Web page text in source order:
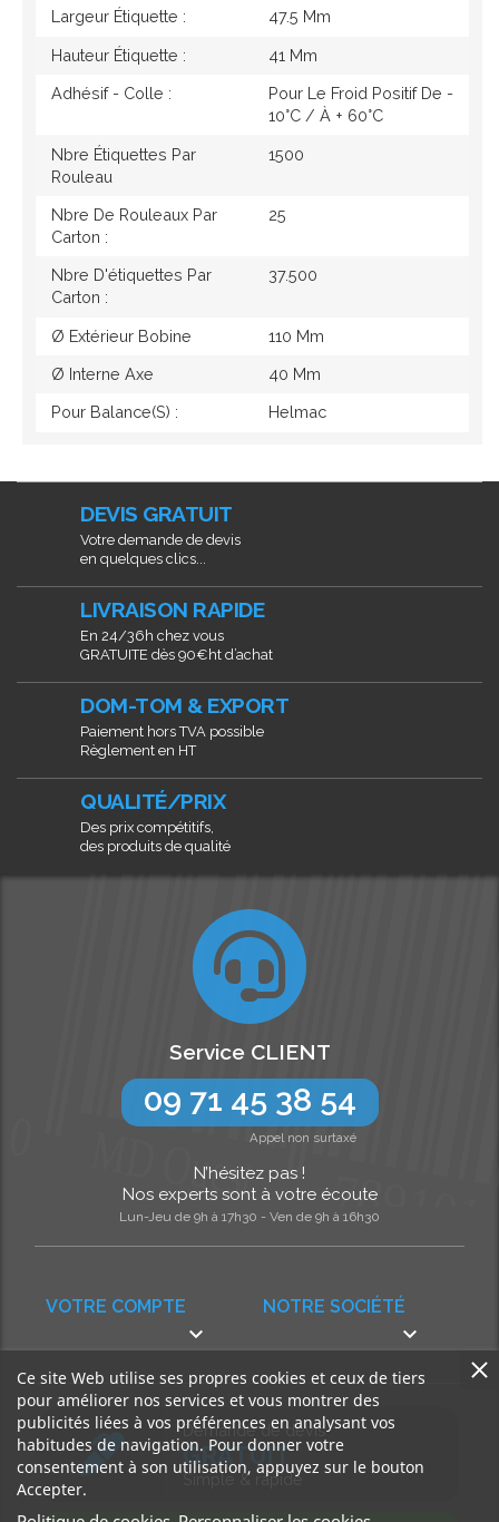
Largeur Étiquette : 47.5 Mm
Hauteur Étiquette : 41 Mm
Adhésif - Colle :
Pour Le Froid Positif De -
10°c / À + 60°c
Nbre Étiquettes Par
Rouleau
1500
Nbre De Rouleaux Par
Carton :
25
Nbre D'étiquettes Par
Carton :
37.500
Ø Extérieur Bobine 110 Mm
Ø Interne Axe 40 Mm
Pour Balance(s) : Helmac
DEVIS GRATUIT
Votre demande de devis
en quelques clics...
LIVRAISON RAPIDE
En 24/36h chez vous
GRATUITE dès 90€ht d’achat
DOM-TOM & EXPORT
Paiement hors TVA possible
Règlement en HT
QUALITÉ/PRIX
Des prix compétitifs,
des produits de qualité
NOTRE SOCIÉTÉ

VOTRE COMPTE

Service CLIENT
09 71 45 38 54
Appel non surtaxé
N’hésitez pas !
Nos experts sont à votre écoute
Lun-Jeu de 9h à 17h30 - Ven de 9h à 16h30
Demande de devis
GRATUIT
Simple & rapide
Ce site Web utilise ses propres cookies et ceux de tiers
pour améliorer nos services et vous montrer des
publicités liées à vos préférences en analysant vos
habitudes de navigation. Pour donner votre
consentement à son utilisation, appuyez sur le bouton
Accepter.